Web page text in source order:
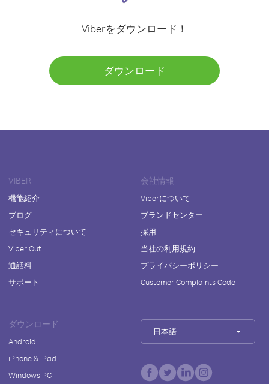
Viberをダウンロード！
ダウンロード
VIBER
機能紹介
ブログ
セキュリティについて
Viber Out
通話料
サポート
会社情報
Viberについて
ブランドセンター
採用
当社の利用規約
プライバシーポリシー
Customer Complaints Code
ダウンロード
Android
iPhone & iPad
Windows PC
日本語